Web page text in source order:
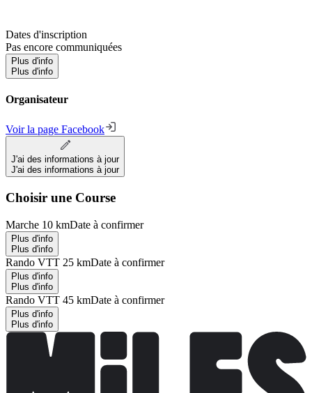
Dates d'inscription
Pas encore communiquées
Plus d'info
Plus d'info
Organisateur
Voir la page Facebook
J'ai des informations à jour
J'ai des informations à jour
Choisir une Course
Marche 10 kmDate à confirmer
Plus d'info
Plus d'info
Rando VTT 25 kmDate à confirmer
Plus d'info
Plus d'info
Rando VTT 45 kmDate à confirmer
Plus d'info
Plus d'info